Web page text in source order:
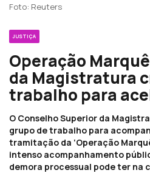
Foto: Reuters
JUSTIÇA
Operação
da Magistratura
trabalho para
O Conselho Superior da
grupo de trabalho para
tramitação da ‘Operação
intenso acompanhamento
demora processual pode ter na